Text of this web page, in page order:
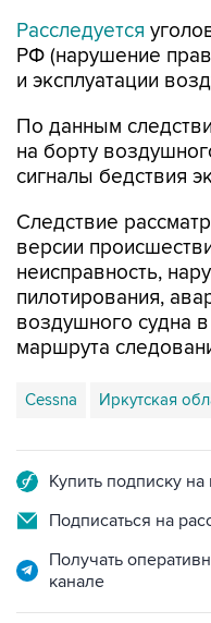
Расследуется
РФ (нарушение
и эксплуатации
По данным
на борту
сигналы бедствия
Следствие
версии
неисправность,
пилотирования,
воздушного судна
маршрута
Cessna Иркутская
Купить подписку
Подписаться на
Получать
канале